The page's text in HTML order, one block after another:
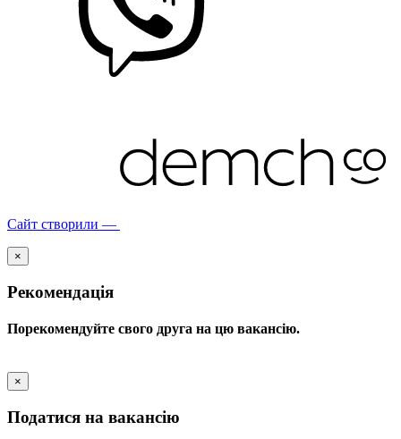
Сайт створили —
×
Рекомендація
Порекомендуйте свого друга на цю вакансію.
×
Податися на вакансію